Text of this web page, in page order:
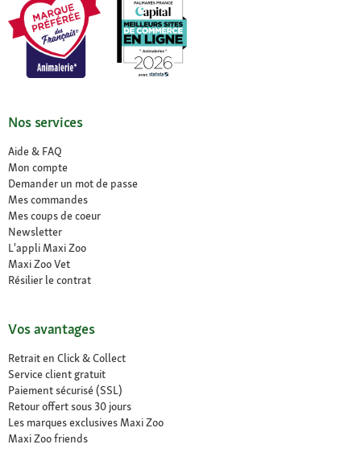
Nos services
Aide & FAQ
Mon compte
Demander un mot de passe
Mes commandes
Mes coups de coeur
Newsletter
L'appli Maxi Zoo
Maxi Zoo Vet
Résilier le contrat
Vos avantages
Retrait en Click & Collect
Service client gratuit
Paiement sécurisé (SSL)
Retour offert sous 30 jours
Les marques exclusives Maxi Zoo
Maxi Zoo friends